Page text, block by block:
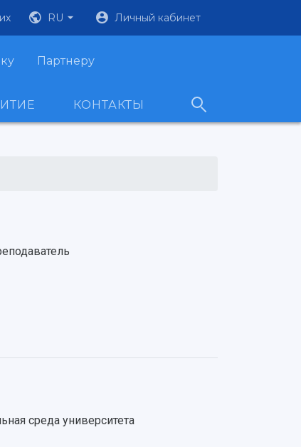
RU Личный кабинет
Партнеру
КОНТАКТЫ
среда университета